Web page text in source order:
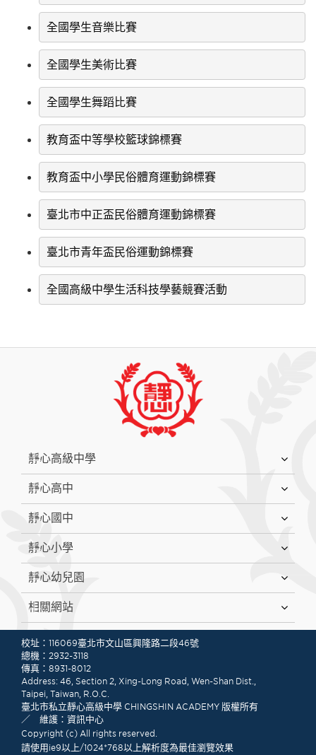
全國學生音樂比賽
全國學生美術比賽
全國學生舞蹈比賽
教育盃中等學校籃球錦標賽
教育盃中小學民俗體育運動錦標賽
臺北市中正盃民俗體育運動錦標賽
臺北市青年盃民俗運動錦標賽
全國高級中學生活科技學藝競賽活動
靜心高級中學
靜心高中
靜心國中
靜心小學
靜心幼兒園
相關網站
校址：116069臺北市文山區興隆路二段46號
總機：2932-3118
傳真：8931-8012
Address: 46, Section 2, Xing-Long Road, Wen-Shan Dist.,
Taipei, Taiwan, R.O.C.
臺北市私立靜心高級中學 CHINGSHIN ACADEMY 版權所有
／ 維護：資訊中心
Copyright (c) All rights reserved.
請使用ie9以上/1024*768以上解析度為最佳瀏覽效果